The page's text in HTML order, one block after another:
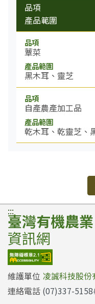
品項
產品範圍
蕈菜
黑木耳、靈芝
自產農產加工品
乾木耳、乾靈芝、
:::
臺灣有機農業
資訊網
維護單位 凌誠科技股份
連絡電話 (07)337-